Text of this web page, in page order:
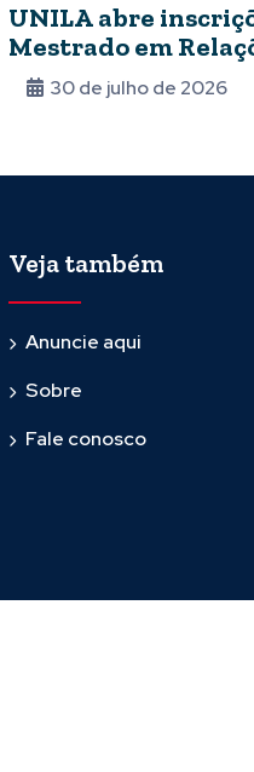
UNILA abre
Mestrado em
Internacionais
30 de julho de 2026
Veja também
Anuncie aqui
Sobre
Fale conosco